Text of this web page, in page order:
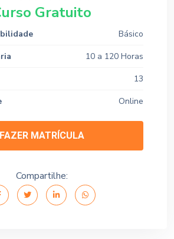
Gratuito
Básico
10 a 120 Horas
13
Online
FAZER MATRÍCULA
Compartilhe: